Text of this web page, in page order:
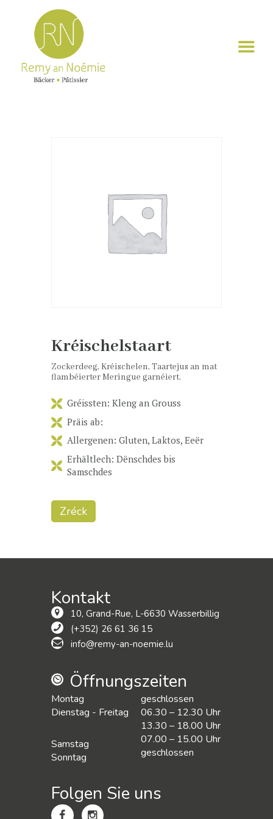
Kréischelstaart
Zréck
Zockerdeeg, Kréischelen, Taartejus an mat
flambéierter Meringue garnéiert.
Gréissten: Kleng an Grouss
Präis ab:
Allergenen: Gluten, Laktos, Eeër
Erhältlech: Dënschdes bis
Samschdes
Kontakt
10, Grand-Rue, L-6630 Wasserbillig
(+352) 26 61 36 15
info@remy-an-noemie.lu
Öffnungszeiten
Montag
Dienstag - Freitag
Samstag
Sonntag
geschlossen
06.30 – 12.30 Uhr
13.30 – 18.00 Uhr
07.00 – 15.00 Uhr
geschlossen
Folgen Sie uns